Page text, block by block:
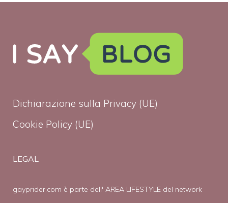
Dichiarazione sulla Privacy (UE)
Cookie Policy (UE)
LEGAL
gayprider.com è parte dell' AREA LIFESTYLE del network